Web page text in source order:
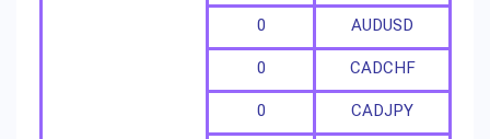
AUDUSD
0
CADCHF
0
CADJPY
0